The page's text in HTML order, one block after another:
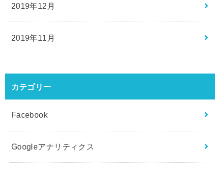
2019年12月
2019年11月
カテゴリー
Facebook
Googleアナリティクス